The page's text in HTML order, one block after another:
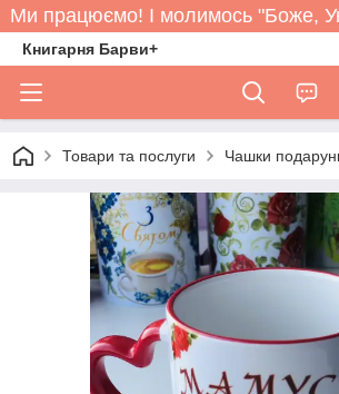
Ми працюємо! І молимось "Боже,
Книгарня Барви+
Товари та послуги Чашки